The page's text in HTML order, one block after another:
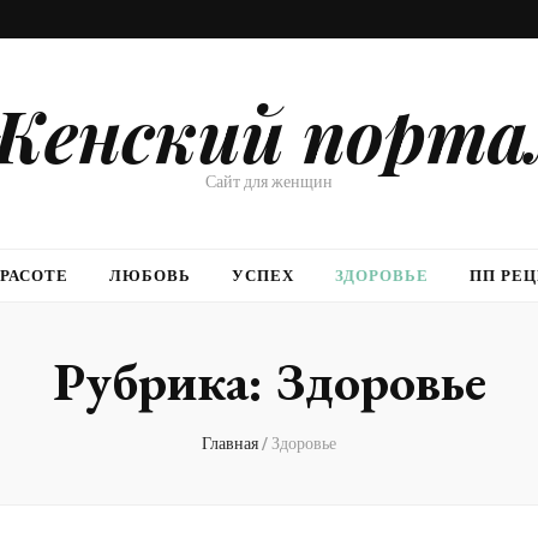
Сайт для женщин
ЛЮБОВЬ УСПЕХ ЗДОРОВЬЕ ПП
Рубрика: Здоровье
Главная/Здоровье